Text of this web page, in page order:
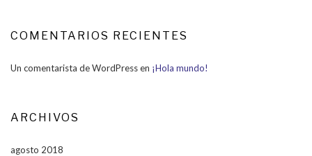
COMENTARIOS RECIENTES
Un comentarista de WordPressen ¡Hola mundo!
ARCHIVOS
agosto 2018